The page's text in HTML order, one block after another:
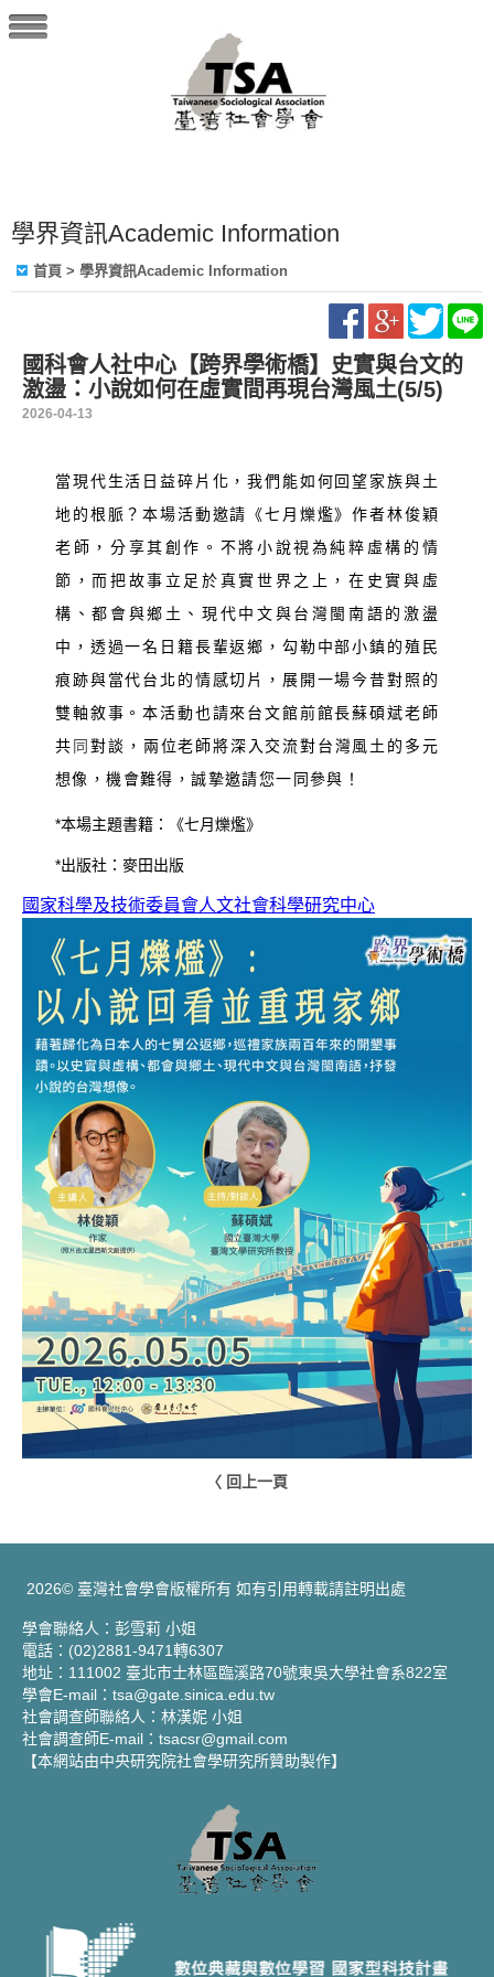
學界資訊Academic Information
首頁 > 學界資訊Academic Information
國科會人社中心【跨界學術橋】史實與台文的
激盪：小說如何在虛實間再現台灣風土(5/5)
2026-04-13
當現代生活日益碎片化，我們能如何回望家族與土
地的根脈？本場活動邀請《七月爍爁》作者林俊穎
老師，分享其創作。不將小說視為純粹虛構的情
節，而把故事立足於真實世界之上，在史實與虛
構、都會與鄉土、現代中文與台灣閩南語的激盪
中，透過一名日籍長輩返鄉，勾勒中部小鎮的殖民
痕跡與當代台北的情感切片，展開一場今昔對照的
雙軸敘事。本活動也請來台文館前館長蘇碩斌老師
共 同對談，兩位老師將深入交流對台灣風土的多元
想像，機會難得，誠摯邀請您一同參與！
*本場主題書籍： 《七月爍爁》
*出版社：麥田出版
國家科學及技術委員會人文社會科學研究中心
〈 回上一頁
2026© 臺灣社會學會版權所有 如有引用轉載請註明出處
學會聯絡人：彭雪莉 小姐
電話：(02)2881-9471轉6307
地址：111002 臺北市士林區臨溪路70號東吳大學社會系822室
學會E-mail：tsa@gate.sinica.edu.tw
社會調查師聯絡人：林漢妮 小姐
社會調查師E-mail：tsacsr@gmail.com
【本網站由中央研究院社會學研究所贊助製作】